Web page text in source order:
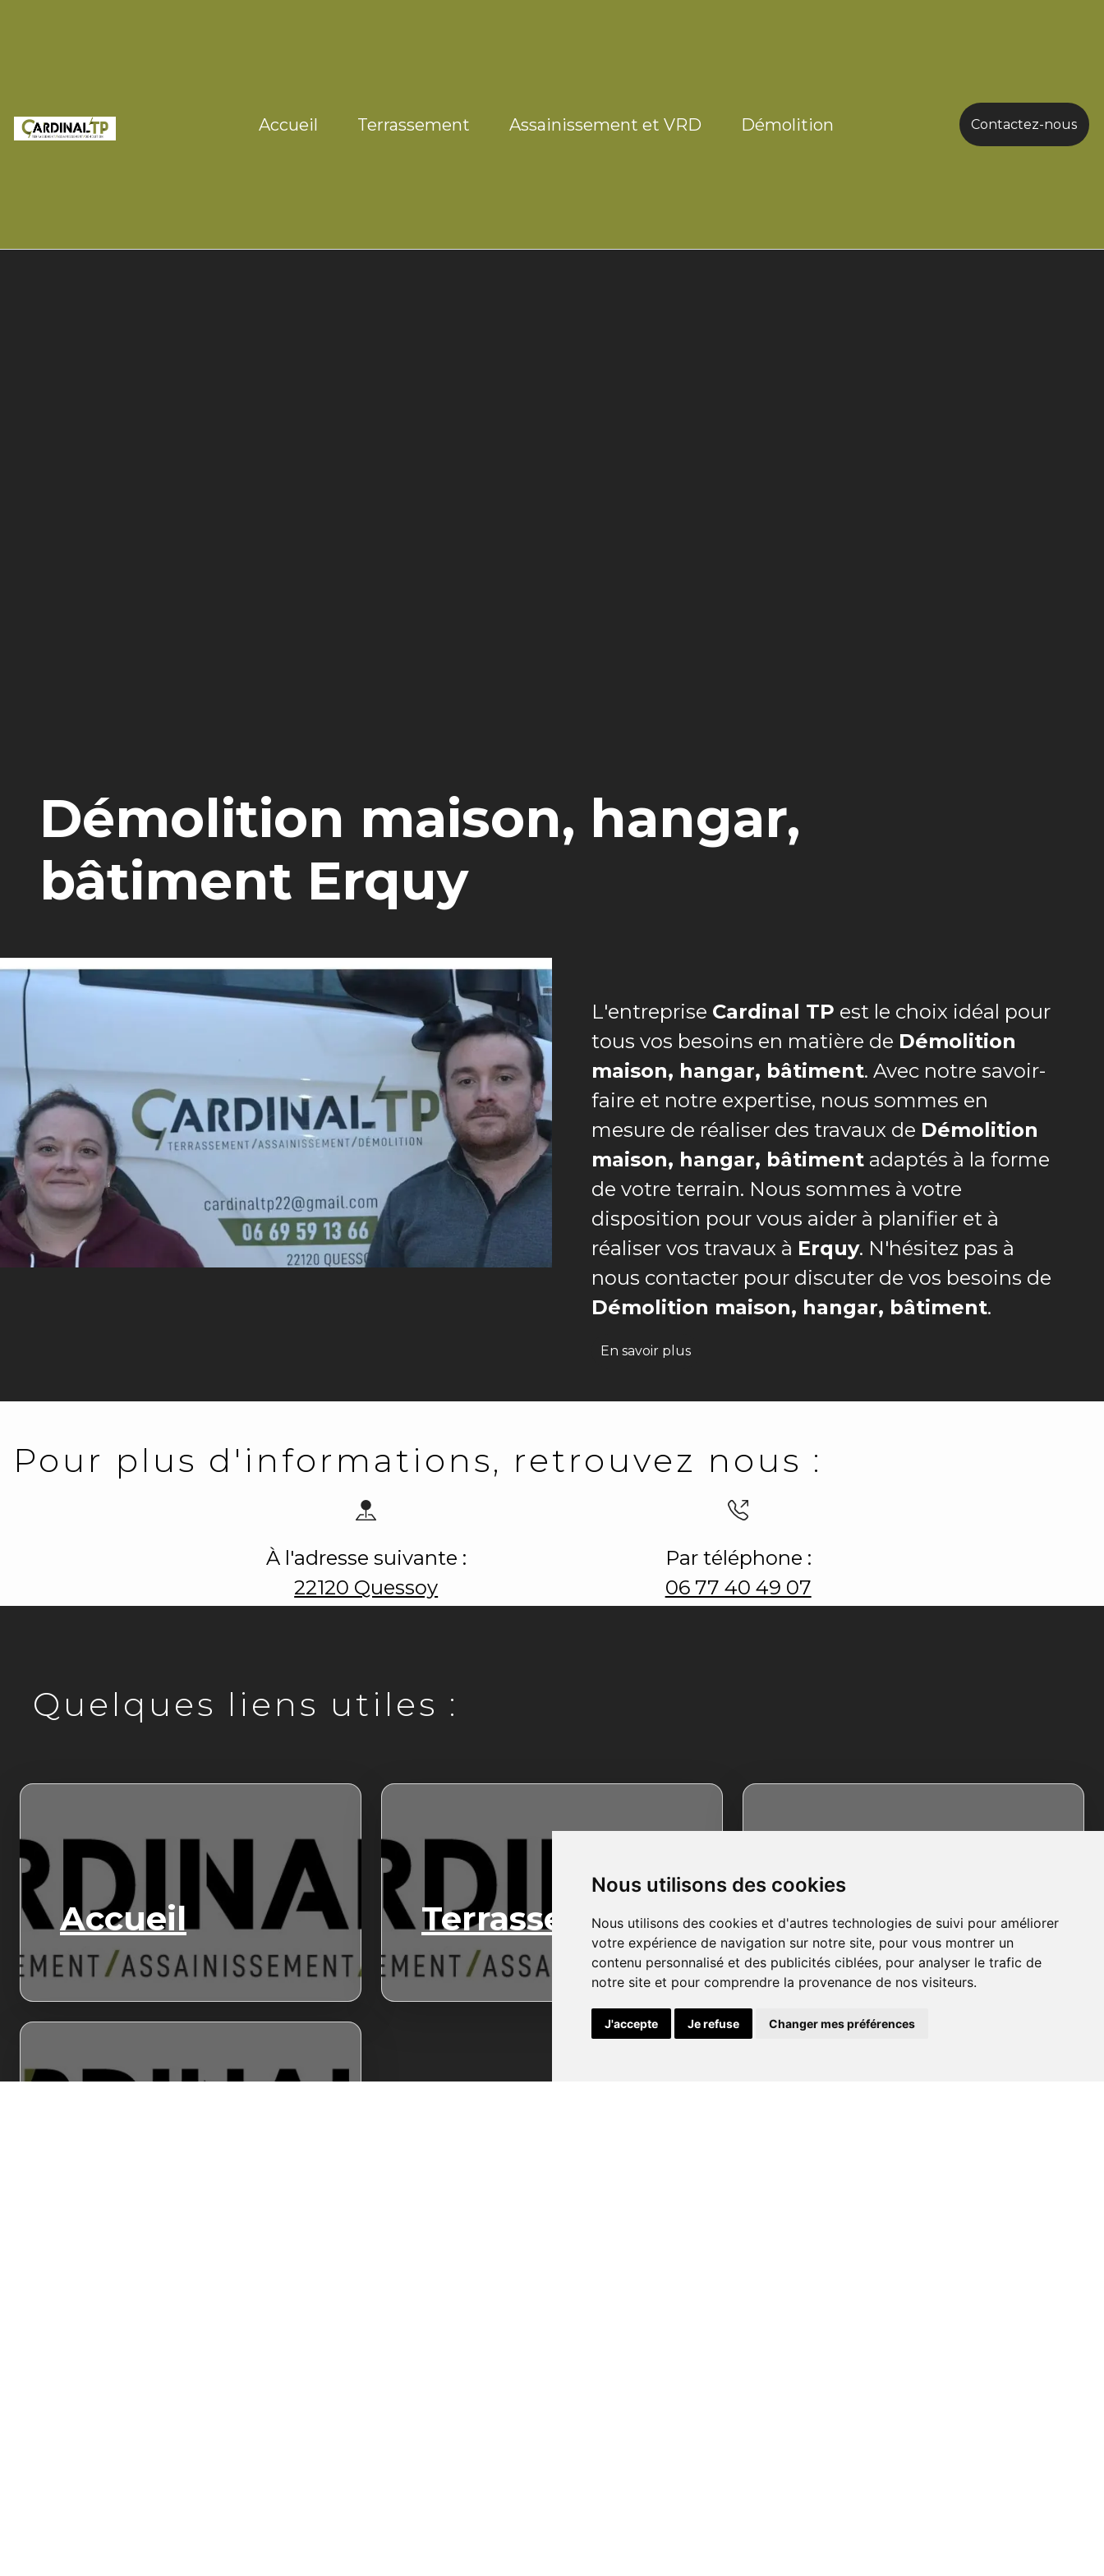
Nous utilisons des cookies
Nous utilisons des cookies et d'autres technologies de suivi pour améliorer
votre expérience de navigation sur notre site, pour vous montrer un
contenu personnalisé et des publicités ciblées, pour analyser le trafic de
notre site et pour comprendre la provenance de nos visiteurs.
J'accepte Je refuse Changer mes préférences
Accueil Terrassement Assainissement et VRD Démolition Contactez-nous
Démolition maison, hangar,
bâtiment Erquy
L'entreprise Cardinal TP est le choix idéal pour
tous vos besoins en matière de Démolition
maison, hangar, bâtiment. Avec notre savoir-
faire et notre expertise, nous sommes en
mesure de réaliser des travaux de Démolition
maison, hangar, bâtiment adaptés à la forme
de votre terrain. Nous sommes à votre
disposition pour vous aider à planifier et à
réaliser vos travaux à Erquy. N'hésitez pas à
nous contacter pour discuter de vos besoins de
Démolition maison, hangar, bâtiment.
En savoir plus
Pour plus d'informations, retrouvez nous :
À l'adresse suivante :
22120 Quessoy
Par téléphone :
06 77 40 49 07
Quelques liens utiles :
Accueil Terrassement
Assainissemen
t et VRD